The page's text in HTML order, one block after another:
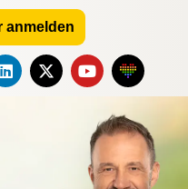
anmelden